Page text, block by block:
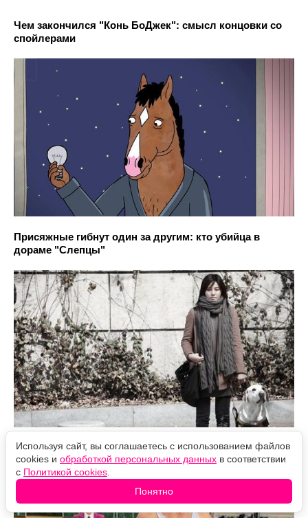
Чем закончился "Конь БоДжек": смысл концовки со
спойлерами
Присяжные гибнут один за другим: кто убийца в
дораме "Слепцы"
Чем закончился сериал "Макстон Холл"
Используя сайт, вы соглашаетесь с использованием файлов
cookies и обработкой персональных данных в соответствии
с Политикой cookies
Понятно